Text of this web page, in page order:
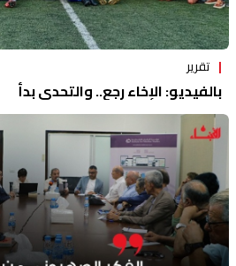
تقرير
بالفيديو: الإخاء رجع.. والتحدي بدأ